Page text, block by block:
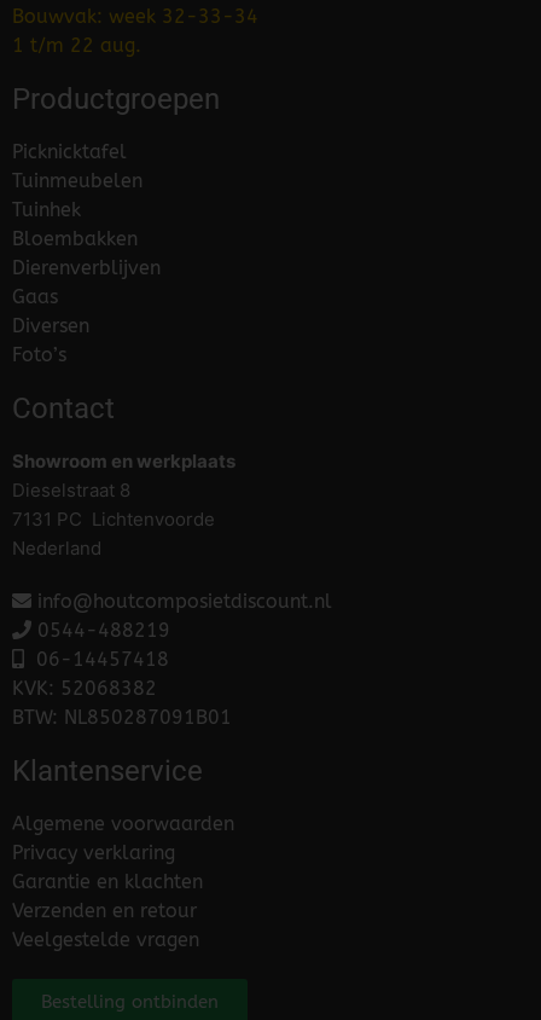
Bouwvak: week 32-33-34
1 t/m 22 aug.
Productgroepen
Picknicktafel
Tuinmeubelen
Tuinhek
Bloembakken
Dierenverblijven
Gaas
Diversen
Foto’s
Contact
Showroom en werkplaats
Dieselstraat 8
7131 PC Lichtenvoorde
Nederland
info@houtcomposietdiscount.nl
0544-488219
06- 14457418
KVK: 52068382
BTW: NL850287091B01
Klantenservice
Algemene voorwaarden
Privacy verklaring
Garantie en klachten
Verzenden en retour
Veelgestelde vragen
Bestelling ontbinden